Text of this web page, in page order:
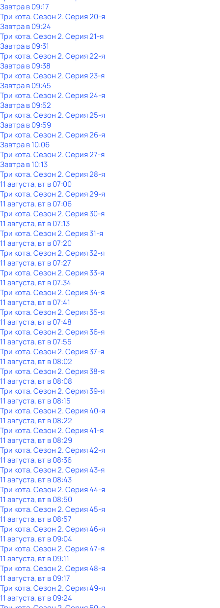
Завтра в 09:17
Три кота. Сезон 2. Серия 20-я
Завтра в 09:24
Три кота. Сезон 2. Серия 21-я
Завтра в 09:31
Три кота. Сезон 2. Серия 22-я
Завтра в 09:38
Три кота. Сезон 2. Серия 23-я
Завтра в 09:45
Три кота. Сезон 2. Серия 24-я
Завтра в 09:52
Три кота. Сезон 2. Серия 25-я
Завтра в 09:59
Три кота. Сезон 2. Серия 26-я
Завтра в 10:06
Три кота. Сезон 2. Серия 27-я
Завтра в 10:13
Три кота. Сезон 2. Серия 28-я
11 августа, вт в 07:00
Три кота. Сезон 2. Серия 29-я
11 августа, вт в 07:06
Три кота. Сезон 2. Серия 30-я
11 августа, вт в 07:13
Три кота. Сезон 2. Серия 31-я
11 августа, вт в 07:20
Три кота. Сезон 2. Серия 32-я
11 августа, вт в 07:27
Три кота. Сезон 2. Серия 33-я
11 августа, вт в 07:34
Три кота. Сезон 2. Серия 34-я
11 августа, вт в 07:41
Три кота. Сезон 2. Серия 35-я
11 августа, вт в 07:48
Три кота. Сезон 2. Серия 36-я
11 августа, вт в 07:55
Три кота. Сезон 2. Серия 37-я
11 августа, вт в 08:02
Три кота. Сезон 2. Серия 38-я
11 августа, вт в 08:08
Три кота. Сезон 2. Серия 39-я
11 августа, вт в 08:15
Три кота. Сезон 2. Серия 40-я
11 августа, вт в 08:22
Три кота. Сезон 2. Серия 41-я
11 августа, вт в 08:29
Три кота. Сезон 2. Серия 42-я
11 августа, вт в 08:36
Три кота. Сезон 2. Серия 43-я
11 августа, вт в 08:43
Три кота. Сезон 2. Серия 44-я
11 августа, вт в 08:50
Три кота. Сезон 2. Серия 45-я
11 августа, вт в 08:57
Три кота. Сезон 2. Серия 46-я
11 августа, вт в 09:04
Три кота. Сезон 2. Серия 47-я
11 августа, вт в 09:11
Три кота. Сезон 2. Серия 48-я
11 августа, вт в 09:17
Три кота. Сезон 2. Серия 49-я
11 августа, вт в 09:24